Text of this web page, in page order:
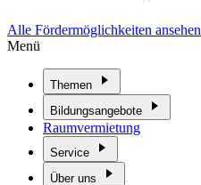
Alle Fördermöglichkeiten ansehen
Menü
Themen
Bildungsangebote
Raumvermietung
Service
Über uns